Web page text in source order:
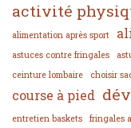
activité
alimentation après sport
astuces contre fringales
ceinture lombaire choisir
course à pied
entretien baskets fringales